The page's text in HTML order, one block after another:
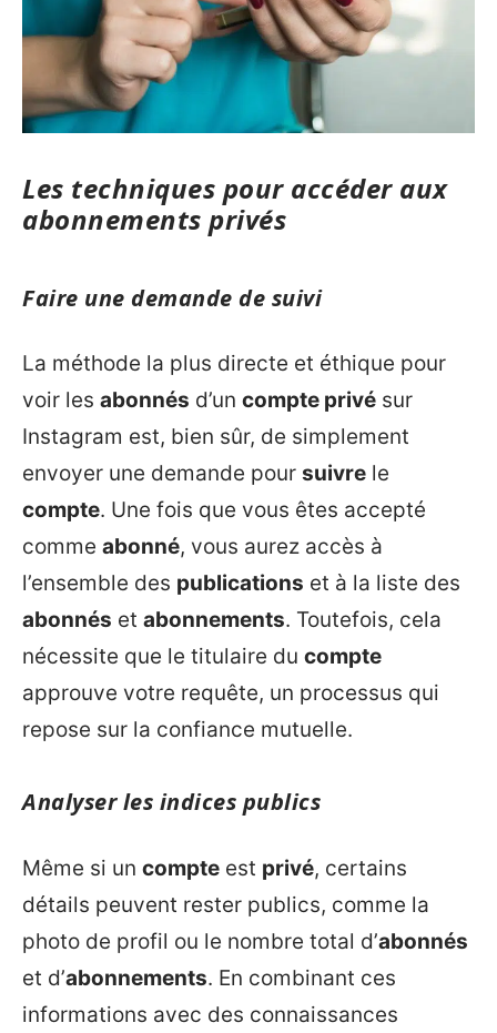
Les techniques pour accéder aux
abonnements privés
Faire une demande de suivi
La méthode la plus directe et éthique pour
voir les abonnés d’un compte privé sur
Instagram est, bien sûr, de simplement
envoyer une demande pour suivre le
compte. Une fois que vous êtes accepté
comme abonné, vous aurez accès à
l’ensemble des publications et à la liste des
abonnés et abonnements. Toutefois, cela
nécessite que le titulaire du compte
approuve votre requête, un processus qui
repose sur la confiance mutuelle.
Analyser les indices publics
Même si un compte est privé, certains
détails peuvent rester publics, comme la
photo de profil ou le nombre total d’abonnés
et d’abonnements. En combinant ces
informations avec des connaissances